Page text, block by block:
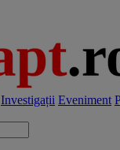
Investigații Eveniment